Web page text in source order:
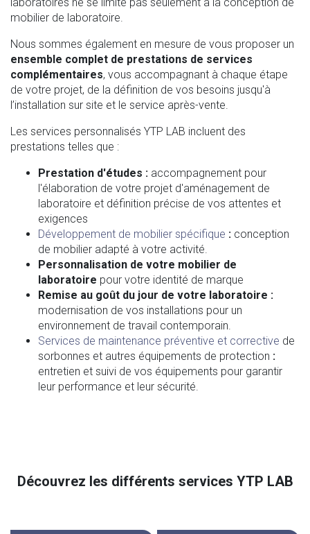
mobilier de laboratoire.
Nous sommes également en mesure de vous proposer un
ensemble complet de prestations de services
complémentaires, vous accompagnant à chaque étape
de votre projet, de la définition de vos besoins jusqu'à
l’installation sur site et le service après-vente.
Les services personnalisés YTP LAB incluent des
prestations telles que :
Prestation d'études : accompagnement pour
l'élaboration de votre projet d'aménagement de
laboratoire et définition précise de vos attentes et
exigences
Développement de mobilier spécifique : conception
de mobilier adapté à votre activité.
Personnalisation de votre mobilier de
laboratoire pour votre identité de marque
Remise au goût du jour de votre laboratoire :
modernisation de vos installations pour un
environnement de travail contemporain.
Services de maintenance préventive et corrective de
sorbonnes et autres équipements de protection :
entretien et suivi de vos équipements pour garantir
leur performance et leur sécurité.
Découvrez les différents services YTP LAB